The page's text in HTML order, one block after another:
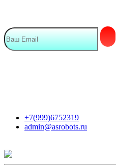
+7(999)6752319
admin@asrobots.ru